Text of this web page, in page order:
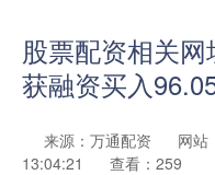
股票配资相关
获融资买入
来源：万通配资 网站
13:04:21
查看：259